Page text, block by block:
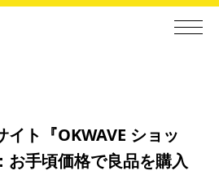
ト『OKWAVE ショッ
お手頃価格で良品を購入